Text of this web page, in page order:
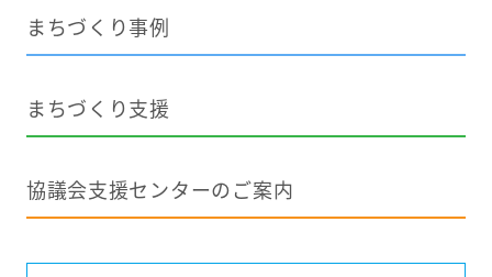
まちづくり事例
まちづくり支援
協議会支援センターのご案内